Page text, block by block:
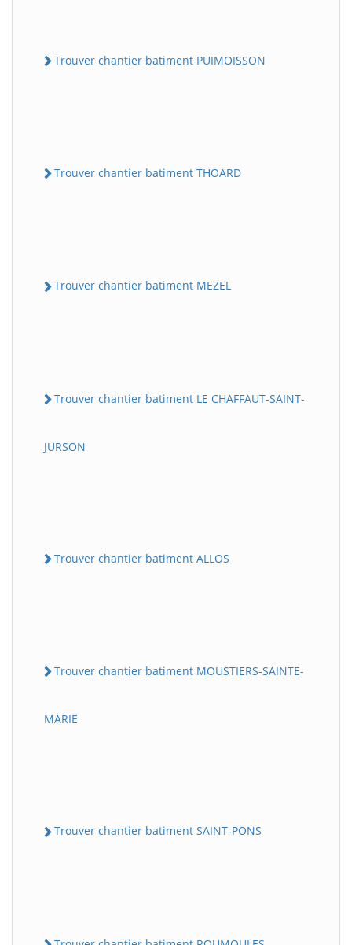
Trouver chantier batiment PUIMOISSON
Trouver chantier batiment THOARD
Trouver chantier batiment MEZEL
Trouver chantier batiment LE CHAFFAUT-SAINT-
JURSON
Trouver chantier batiment ALLOS
Trouver chantier batiment MOUSTIERS-SAINTE-
MARIE
Trouver chantier batiment SAINT-PONS